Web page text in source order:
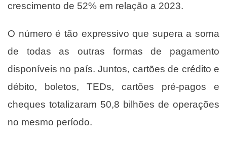
crescimento de 52% em relação a 2023.
O número é tão expressivo que supera a soma
de todas as outras formas de pagamento
disponíveis no país. Juntos, cartões de crédito e
débito, boletos, TEDs, cartões pré-pagos e
cheques totalizaram 50,8 bilhões de operações
no mesmo período.